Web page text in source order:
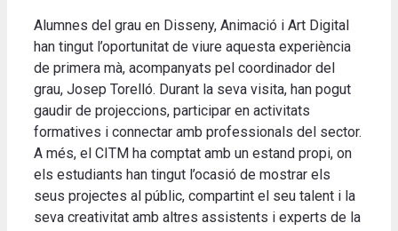
Alumnes del grau en Disseny, Animació i Art Digital
han tingut l’oportunitat de viure aquesta experiència
de primera mà, acompanyats pel coordinador del
grau, Josep Torelló. Durant la seva visita, han pogut
gaudir de projeccions, participar en activitats
formatives i connectar amb professionals del sector.
A més, el CITM ha comptat amb un estand propi, on
els estudiants han tingut l’ocasió de mostrar els
seus projectes al públic, compartint el seu talent i la
seva creativitat amb altres assistents i experts de la